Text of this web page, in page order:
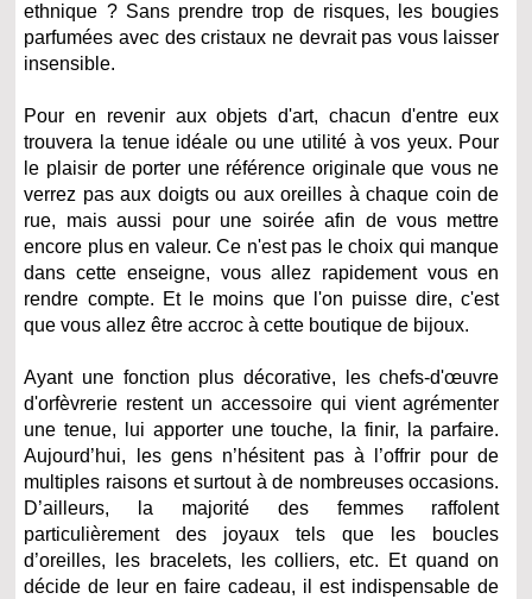
ethnique ? Sans prendre trop de risques, les bougies
parfumées avec des cristaux ne devrait pas vous laisser
insensible.
Pour en revenir aux objets d'art, chacun d'entre eux
trouvera la tenue idéale ou une utilité à vos yeux. Pour
le plaisir de porter une référence originale que vous ne
verrez pas aux doigts ou aux oreilles à chaque coin de
rue, mais aussi pour une soirée afin de vous mettre
encore plus en valeur. Ce n'est pas le choix qui manque
dans cette enseigne, vous allez rapidement vous en
rendre compte. Et le moins que l'on puisse dire, c'est
que vous allez être accroc à cette boutique de bijoux.
Ayant une fonction plus décorative, les chefs-d'œuvre
d'orfèvrerie restent un accessoire qui vient agrémenter
une tenue, lui apporter une touche, la finir, la parfaire.
Aujourd’hui, les gens n’hésitent pas à l’offrir pour de
multiples raisons et surtout à de nombreuses occasions.
D’ailleurs, la majorité des femmes raffolent
particulièrement des joyaux tels que les boucles
d’oreilles, les bracelets, les colliers, etc. Et quand on
décide de leur en faire cadeau, il est indispensable de